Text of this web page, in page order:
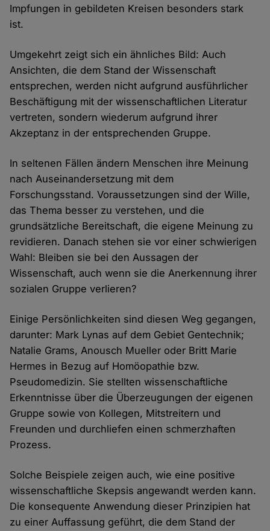
Impfungen in gebildeten Kreisen besonders stark
ist.
Umgekehrt zeigt sich ein ähnliches Bild: Auch
Ansichten, die dem Stand der Wissenschaft
entsprechen, werden nicht aufgrund ausführlicher
Beschäftigung mit der wissenschaftlichen Literatur
vertreten, sondern wiederum aufgrund ihrer
Akzeptanz in der entsprechenden Gruppe.
In seltenen Fällen ändern Menschen ihre Meinung
nach Auseinandersetzung mit dem
Forschungsstand. Voraussetzungen sind der Wille,
das Thema besser zu verstehen, und die
grundsätzliche Bereitschaft, die eigene Meinung zu
revidieren. Danach stehen sie vor einer schwierigen
Wahl: Bleiben sie bei den Aussagen der
Wissenschaft, auch wenn sie die Anerkennung ihrer
sozialen Gruppe verlieren?
Einige Persönlichkeiten sind diesen Weg gegangen,
darunter: Mark Lynas auf dem Gebiet Gentechnik;
Natalie Grams, Anousch Mueller oder Britt Marie
Hermes in Bezug auf Homöopathie bzw.
Pseudomedizin. Sie stellten wissenschaftliche
Erkenntnisse über die Überzeugungen der eigenen
Gruppe sowie von Kollegen, Mitstreitern und
Freunden und durchliefen einen schmerzhaften
Prozess.
Solche Beispiele zeigen auch, wie eine positive
wissenschaftliche Skepsis angewandt werden kann.
Die konsequente Anwendung dieser Prinzipien hat
zu einer Auffassung geführt, die dem Stand der